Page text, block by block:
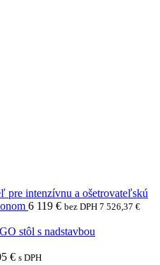
intenzívnu a ošetrovateľskú
6 119 € bez DPH 7 526,37 €
stôl s nadstavbou
€ s DPH